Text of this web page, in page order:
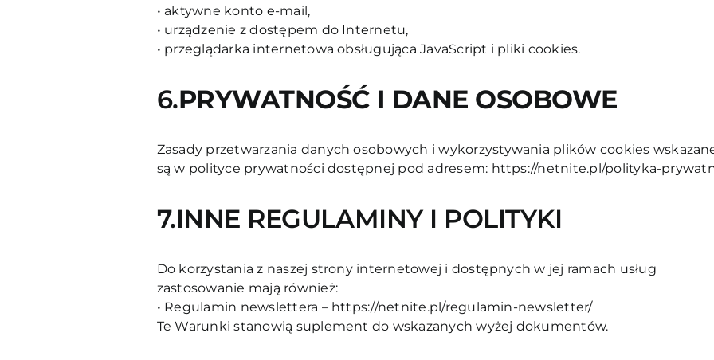
• aktywne konto e-mail,
• urządzenie z dostępem do Internetu,
• przeglądarka internetowa obsługująca JavaScript i pliki cookies.
6.PRYWATNOŚĆ I DANE OSOBOWE
Zasady przetwarzania danych osobowych i wykorzystywania plików cookies
są w polityce prywatności dostępnej pod adresem: https://netnite.pl/polityka-
7.INNE REGULAMINY I POLITYKI
Do korzystania z naszej strony internetowej i dostępnych w jej ramach usług
zastosowanie mają również:
• Regulamin newslettera – https://netnite.pl/regulamin-newsletter/
Te Warunki stanowią suplement do wskazanych wyżej dokumentów.